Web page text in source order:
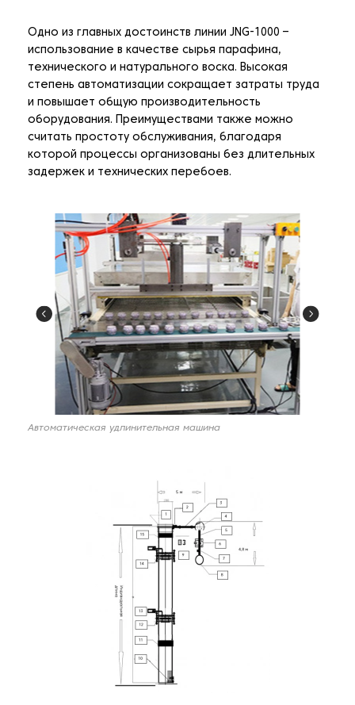
Одно из главных достоинств линии JNG-1000 –
использование в качестве сырья парафина,
технического и натурального воска. Высокая
степень автоматизации сокращает затраты труда
и повышает общую производительность
оборудования. Преимуществами также можно
считать простоту обслуживания, благодаря
которой процессы организованы без длительных
задержек и технических перебоев.
Автоматическая удлинительная машина